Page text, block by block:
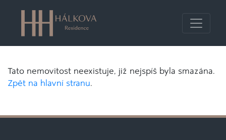
Tato nemovitost neexistuje, již nejspíš byla smazána.
Zpět na hlavní stranu.